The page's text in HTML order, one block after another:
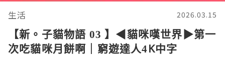
生活 2026.03.15
【新。子貓物語 03 】◀︎貓咪嘆世界▶︎第一
次吃貓咪月餅啊｜窮遊達人4K中字